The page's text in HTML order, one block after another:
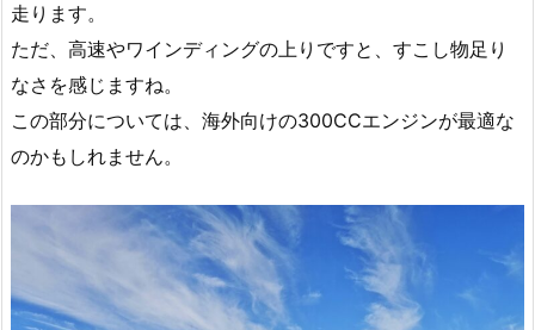
走ります。
ただ、高速やワインディングの上りですと、すこし物足り
なさを感じますね。
この部分については、海外向けの300CCエンジンが最適な
のかもしれません。